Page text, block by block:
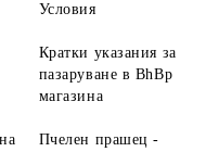
Условия
Кратки указания за
пазаруване в BhBp
магазина
Пчелен прашец -